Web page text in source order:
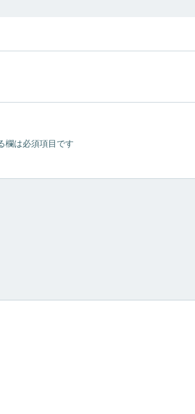
ナ
ー
欄は必須項目です